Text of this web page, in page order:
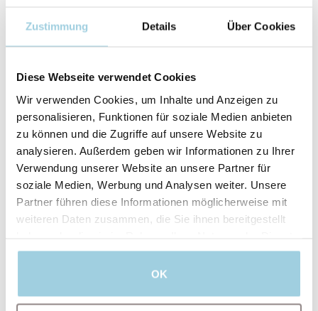
Zustimmung Details Über Cookies
Diese Webseite verwendet Cookies
Wir verwenden Cookies, um Inhalte und Anzeigen zu
personalisieren, Funktionen für soziale Medien anbieten
zu können und die Zugriffe auf unsere Website zu
analysieren. Außerdem geben wir Informationen zu Ihrer
Verwendung unserer Website an unsere Partner für
soziale Medien, Werbung und Analysen weiter. Unsere
Partner führen diese Informationen möglicherweise mit
weiteren Daten zusammen, die Sie ihnen bereitgestellt
gesammelt haben.
OK
Medical meine personenbezogenen Daten zu
Veranstaltungen und Informationen zu
darf.